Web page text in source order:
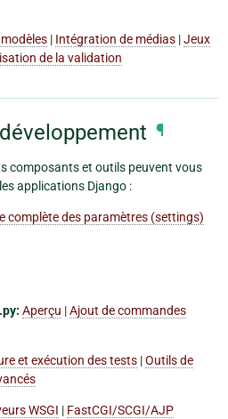
| Intégration de médias |Jeux
de la validation
¶
composants et outils peuvent vous
applications Django :
complète des paramètres (settings)
Aperçu |Ajout de commandes
et exécution des tests |Outils de
WSGI | FastCGI/SCGI/AJP